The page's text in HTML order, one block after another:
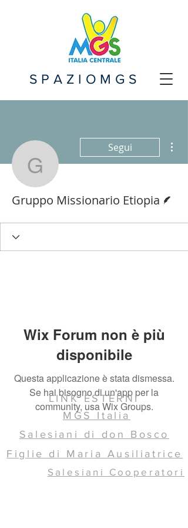
SPAZIOMGS
Gruppo
Segui
Gruppo Missionario Etiopia
Wix Forum non è più
disponibile
Questa applicazione è stata dismessa.
Se hai bisogno di un'app per la
community, usa Wix Groups.
LINK ESTERNI
MGS Italia
Salesiani di don Bosco
Figlie di Maria Ausiliatrice
Salesiani Cooperatori